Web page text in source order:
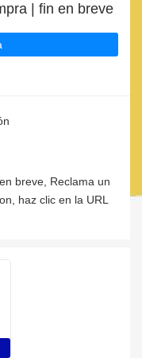
| fin en breve
breve, Reclama un
haz clic en la URL